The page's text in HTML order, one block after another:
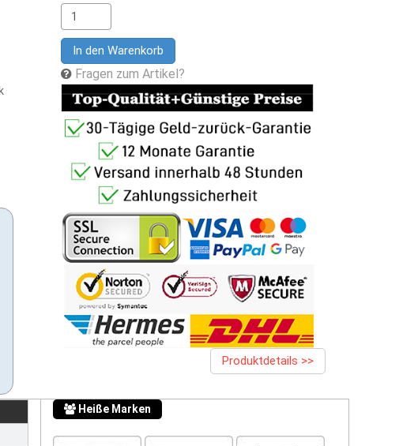
In den Warenkorb
Fragen zum Artikel?
Produktdetails >>
Heiße Marken